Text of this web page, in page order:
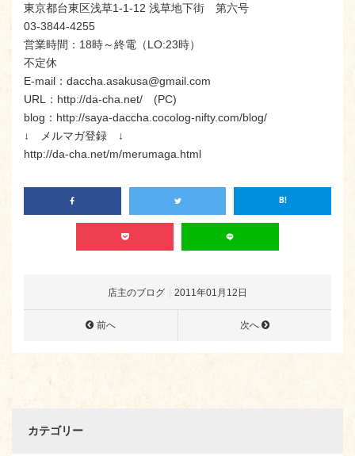
東京都台東区浅草1-1-12 浅草地下街 第六号
03-3844-4255
営業時間：18時～終電（LO:23時）
不定休
E-mail：daccha.asakusa@gmail.com
URL：http://da-cha.net/ (PC)
blog：http://saya-daccha.cocolog-nifty.com/blog/
↓ メルマガ登録 ↓
http://da-cha.net/m/merumaga.html
店主のブログ 2011年01月12日
前へ 次へ
カテゴリー